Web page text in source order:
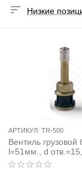
Низкие
АРТИКУЛ: TR-500
Вентиль грузовой
l=51мм., d